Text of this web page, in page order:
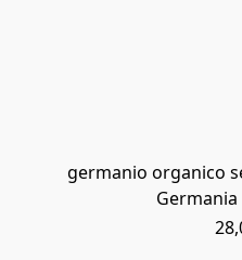
germanio organico